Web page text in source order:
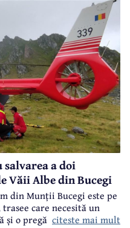
a doi
Văii Albe din Bucegi
din Munții Bucegi este pe
care necesită un
și o pregătire specifică.
citeste mai mult